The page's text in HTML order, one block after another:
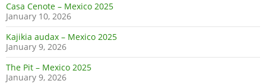
Casa Cenote – Mexico 2025
January 10, 2026
Kajikia audax – Mexico 2025
January 9, 2026
The Pit – Mexico 2025
January 9, 2026